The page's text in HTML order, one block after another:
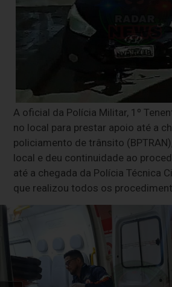
A oficial da Polícia Militar, 1º
no local para prestar apoio até a
policiamento de trânsito
local e deu continuidade ao
até a chegada da Polícia Técnica
que realizou todos os